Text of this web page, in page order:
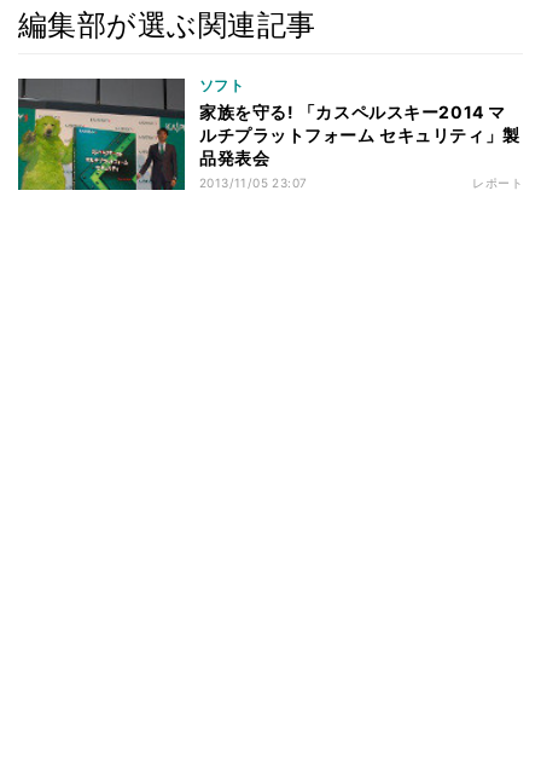
編集部が選ぶ関連記事
ソフト
家族を守る! 「カスペルスキー2014 マ
ルチプラットフォーム セキュリティ」製
品発表会
2013/11/05 23:07 レポート